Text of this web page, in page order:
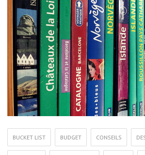
BUCKET LIST BUDGET CONSEILS